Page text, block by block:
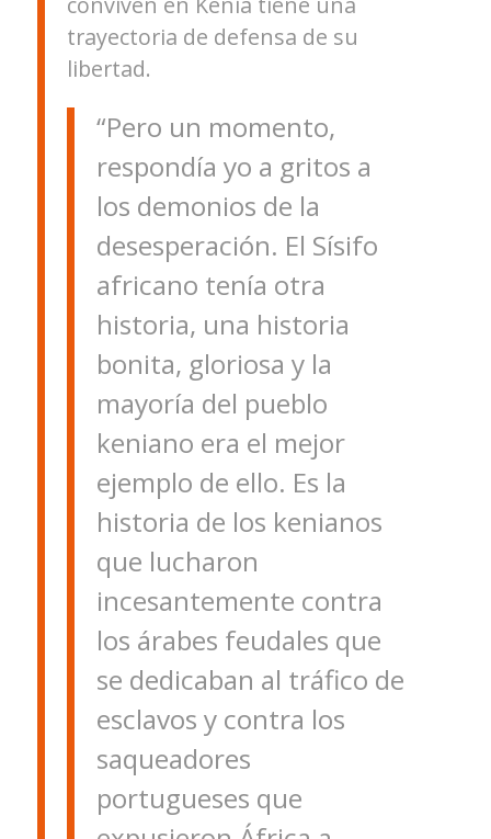
trayectoria de defensa de su
libertad.
“Pero un momento,
respondía yo a gritos a
los demonios de la
desesperación. El Sísifo
africano tenía otra
historia, una historia
bonita, gloriosa y la
mayoría del pueblo
keniano era el mejor
ejemplo de ello. Es la
historia de los kenianos
que lucharon
incesantemente contra
los árabes feudales que
se dedicaban al tráfico de
esclavos y contra los
saqueadores
portugueses que